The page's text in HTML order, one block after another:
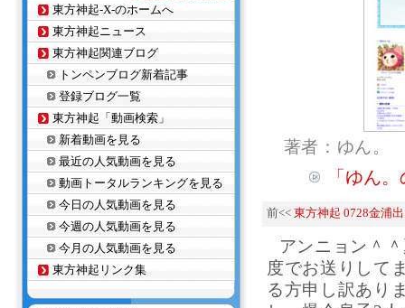
著者：ゆん。
「ゆん
前<< 東方神起 0728金浦
アンニョン＾
度でお送りして
る方申し訳あり
東方神起-X-のホームへ
東方神起ニュース
東方神起関連ブログ
トンペンブログ新着記事
登録ブログ一覧
東方神起「動画検索」
新着動画を見る
最近の人気動画を見る
動画トータルランキングを見る
今日の人気動画を見る
今週の人気動画を見る
今月の人気動画を見る
東方神起リンク集